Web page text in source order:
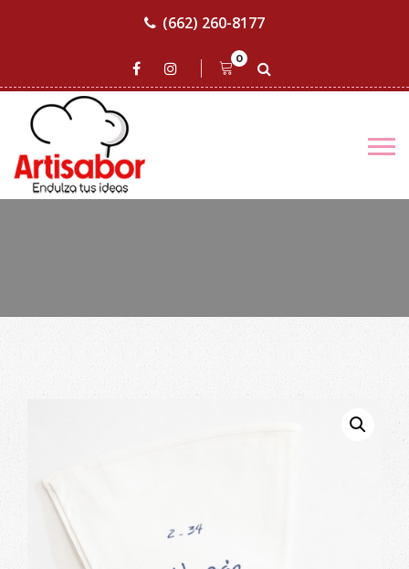
(662) 260-8177
0